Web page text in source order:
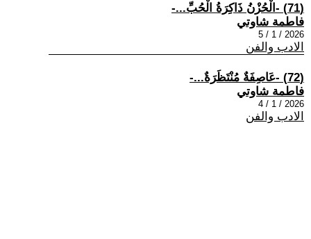
(71) -الْحُزْنُ ذَاكِرَةُ الْحُبِّ...-
فاطمة شاوتي
2026 / 1 / 5
الادب والفن
(72) -عَاصِفَةٌ مُنْتَظَرَةٌ...-
فاطمة شاوتي
2026 / 1 / 4
الادب والفن